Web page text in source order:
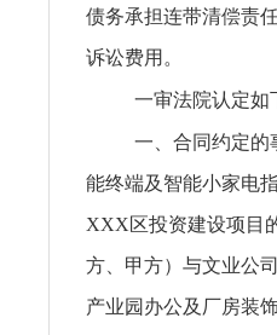
债务承担连带清偿责
诉讼费用。
一审法院认定如
一、合同约定的
能终端及智能小家电
XXX区投资建设项目
方、甲方）与文业公
产业园办公及厂房装